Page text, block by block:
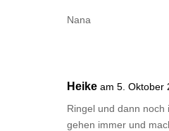
Nana
Heike am 5. Oktober
Ringel und dann noch
gehen immer und